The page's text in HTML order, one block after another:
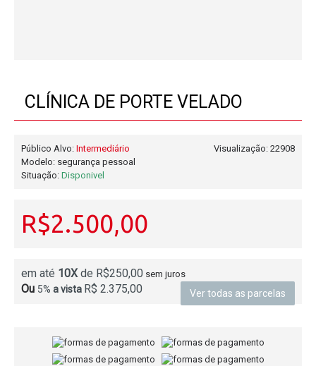
CLÍNICA DE PORTE VELADO
Visualização: 22908
Público Alvo: Intermediário
Modelo: segurança pessoal
Situação: Disponivel
R$2.500,00
em até 10Xde R$250,00 sem juros
Ver todas as parcelas
Ou 5% a vista R$ 2.375,00